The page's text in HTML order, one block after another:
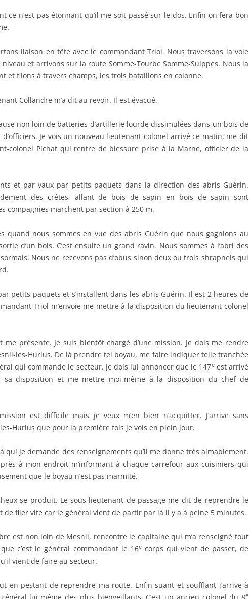
ce n’est pas étonnant qu’il me soit passé sur le dos. Enfin on fera bon
liaison en tête avec le commandant Triol. Nous traversons la voie
et arrivons sur la route Somme-Tourbe Somme-Suippes. Nous la
et filons à travers champs, les trois bataillons en colonne.
Collandre m’a dit au revoir. Il est évacué.
non loin de batteries d’artillerie lourde dissimulées dans un bois de
Je vois un nouveau lieutenant-colonel arrivé ce matin, me dit
colonel Pichat qui rentre de blessure prise à la Marne, officier de la
et par vaux par petits paquets dans la direction des abris Guérin.
des crêtes, allant de bois de sapin en bois de sapin sont
compagnies marchent par section à 250 m.
quand nous sommes en vue des abris Guérin que nous gagnions au
d’un bois. C’est ensuite un grand ravin. Nous sommes à l’abri des
Nous ne recevons pas d’obus sinon deux ou trois shrapnels qui
petits paquets et s’installent dans les abris Guérin. Il est 2 heures de
Triol m’envoie me mettre à la disposition du lieutenant-colonel
me présente. Je suis bientôt chargé d’une mission. Je dois me rendre
les-Hurlus. De là prendre tel boyau, me faire indiquer telle tranchée
qui commande le secteur. Je dois lui annoncer que le 147eest arrivé
sa disposition et me mettre moi-même à la disposition du chef de
est difficile mais je veux m’en bien n’acquitter. J’arrive sans
Hurlus que pour la première fois je vois en plein jour.
qui je demande des renseignements qu’il me donne très aimablement.
près à mon endroit m’informant à chaque carrefour aux cuisiniers qui
que le boyau n’est pas marmité.
se produit. Le sous-lieutenant de passage me dit de reprendre le
de filer vite car le général vient de partir par là il y a à peine 5 minutes.
est non loin de Mesnil, rencontre le capitaine qui m’a renseigné tout
c’est le général commandant le 16ecorps qui vient de passer, de
vient de faire au secteur.
en pestant de reprendre ma route. Enfin suant et soufflant j’arrive à
e